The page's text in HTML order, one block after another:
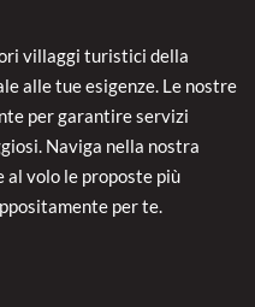
villaggi turistici della
alle tue esigenze. Le nostre
per garantire servizi
Naviga nella nostra
al volo le proposte più
per te.